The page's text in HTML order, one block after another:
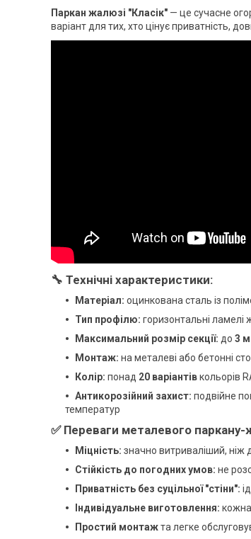
Паркан жалюзі "Класік" — це сучасне
варіант для тих, хто цінує приватність,
🔧 Технічні характеристики:
Матеріал: оцинкована сталь із
Тип профілю: горизонтальні ламелі
Максимальний розмір секції: до 3
Монтаж: на металеві або бетонні
Колір: понад 20 варіантівкольорів
Антикорозійний захист: подвійне
температур
✅ Переваги металевого паркану-
Міцність: значно витриваліший, ніж
Стійкість до погодних умов: не
Приватність без суцільної "стіни":
Індивідуальне виготовлення: кожна
Простий монтажта легке